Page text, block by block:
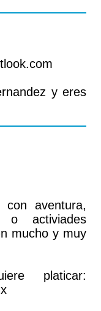
y eres
aventura,
activiades
mucho y muy
platicar: